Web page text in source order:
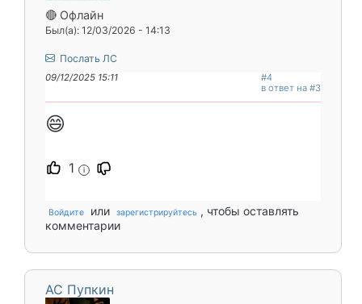
🔴 Офлайн
Был(а): 12/03/2026 - 14:13
Послать ЛС
09/12/2025 15:11
#4
в ответ на #3
😄
1 i
Войдите или зарегистрируйтесь , чтобы оставлять
комментарии
АС Пупкин